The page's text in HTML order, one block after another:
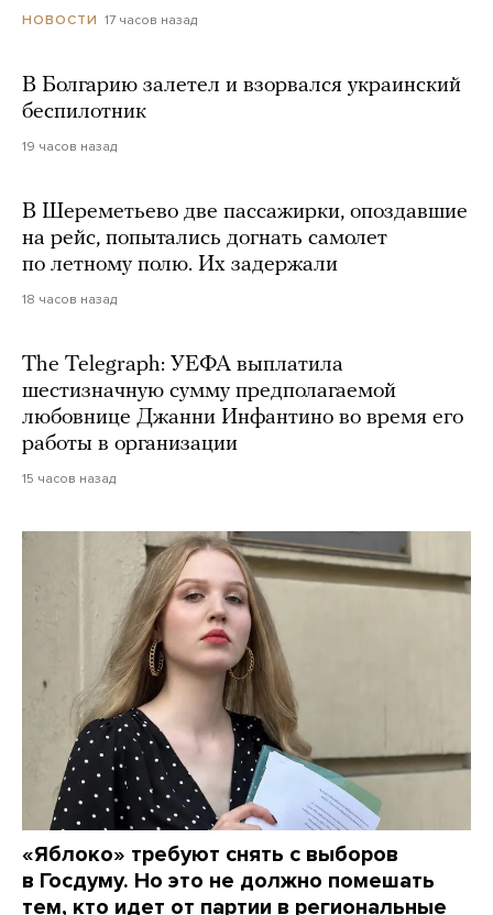
НОВОСТИ 17 часов назад
В Болгарию залетел и взорвался украинский
беспилотник
19 часов назад
В Шереметьево две пассажирки, опоздавшие
на рейс, попытались догнать самолет
по летному полю. Их задержали
18 часов назад
The Telegraph: УЕФА выплатила
шестизначную сумму предполагаемой
любовнице Джанни Инфантино во время его
работы в организации
15 часов назад
«Яблоко» требуют снять с выборов
в Госдуму. Но это не должно помешать
тем, кто идет от партии в региональные